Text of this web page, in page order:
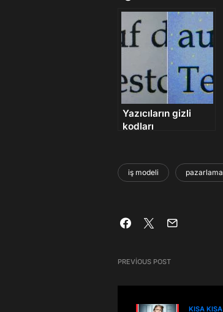
Yazıcıların gizli
kodları
iş modeli pazarlama
PREVIOUS POST
KISA KISA